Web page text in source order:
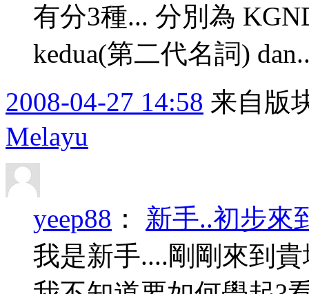
有分3種... 分別為
kedua(第二代名詞)
2008-04-27 14:58 来自版
Melayu
yeep88 ： 新手..初步來
我是新手....剛剛來到